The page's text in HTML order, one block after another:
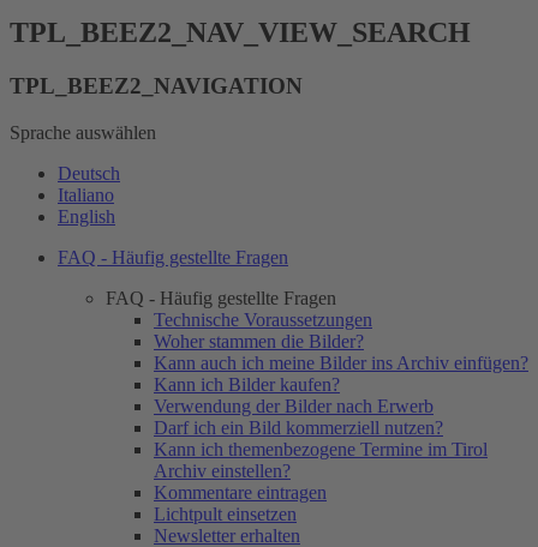
TPL_BEEZ2_NAV_VIEW_SEARCH
TPL_BEEZ2_NAVIGATION
Sprache auswählen
Deutsch
Italiano
English
FAQ - Häufig gestellte Fragen
FAQ - Häufig gestellte Fragen
Technische Voraussetzungen
Woher stammen die Bilder?
Kann auch ich meine Bilder ins Archiv einfügen?
Kann ich Bilder kaufen?
Verwendung der Bilder nach Erwerb
Darf ich ein Bild kommerziell nutzen?
Kann ich themenbezogene Termine im Tirol
Archiv einstellen?
Kommentare eintragen
Lichtpult einsetzen
Newsletter erhalten